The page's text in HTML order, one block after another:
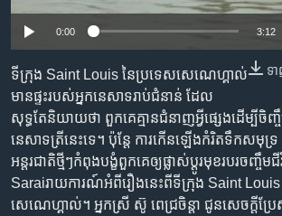
រំលង​
ចូល​
ទៅ​
កាន់​
ទំព័រ​
ស្វែង​
រក
Khmer English
ភាសា
0:00 3:12
ទ
ទីក្រុង Saint Louis នៃ​ប្រទេស​សេណេហ្គាល់​
មាន​ផ្ទះ​របស់​អ្នកនេសាទ​រាប់​ជំនាន់ ដែល​
សុទ្ធតែ​និយាយ​ថា ពួកគេ​គ្មាន​ជំនាញ​អ្វី​ផ្សេង​ដើម្បី​ចិញ្
នេសាទត្រី​នេះ​ទេ។ ប៉ុន្តែ ការកើនឡើង​កំរិត​ទឹក​សមុទ្រ
អន្តរជាតិ​ថ្មីៗ​កំពុង​បង្ខំ​ពួកគេ​ឲ្យ​ផ្លាស់ប្តូរ​មុខរបរ​ចញ្ចឹ
Saraiរាយការណ៍​អំពី​រឿង​នេះ​ពីទីក្រុង Saint
សេណេហ្គាល់។ អ្នកស្រី ស៊ូ ពេជ្រចិន្តា ជូនសេចក្តី​ប្